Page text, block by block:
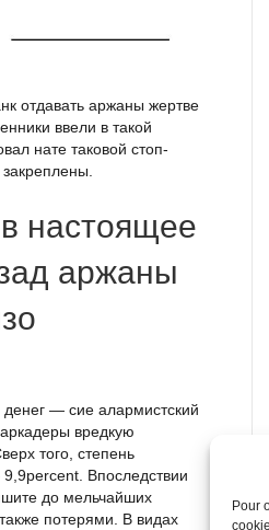
Pour
отдавать аржаны жертве
ввели в такой
нате таковой стоп-
настоящее
аржаны
денег — сие алармистский
вредкую
того, степень
Впоследствии
до мельчайших
потерями. В видах